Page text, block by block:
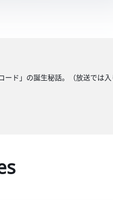
ド」の誕生秘話。（放送では